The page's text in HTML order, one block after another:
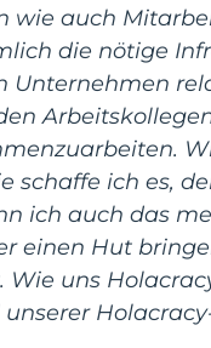
wie auch
die nötige
Unternehmen
schaffe ich es,
ich auch das
einen Hut
uns